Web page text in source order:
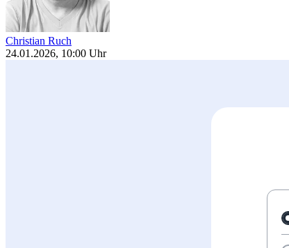
Christian Ruch
24.01.2026, 10:00 Uhr